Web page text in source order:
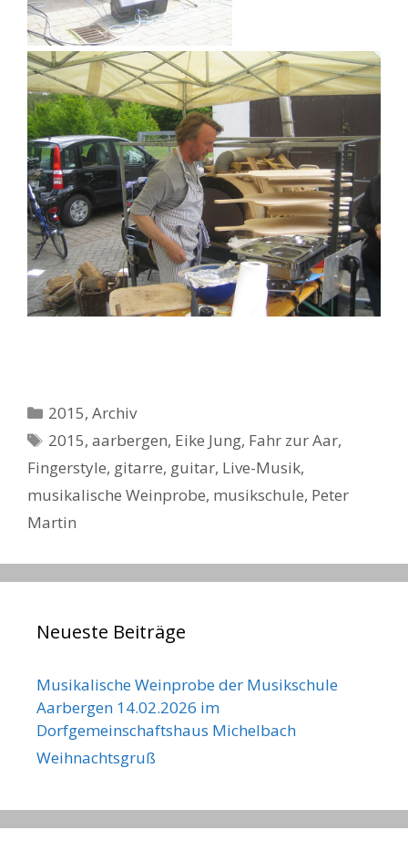
Kategorien
2015,Archiv
Schlagwörter
2015,aarbergen, Eike Jung, Fahr zur Aar,
Fingerstyle, gitarre, guitar, Live-Musik,
musikalische Weinprobe, musikschule, Peter
Martin
Neueste Beiträge
Musikalische Weinprobe der Musikschule
Aarbergen 14.02.2026 im
Dorfgemeinschaftshaus Michelbach
Weihnachtsgruß